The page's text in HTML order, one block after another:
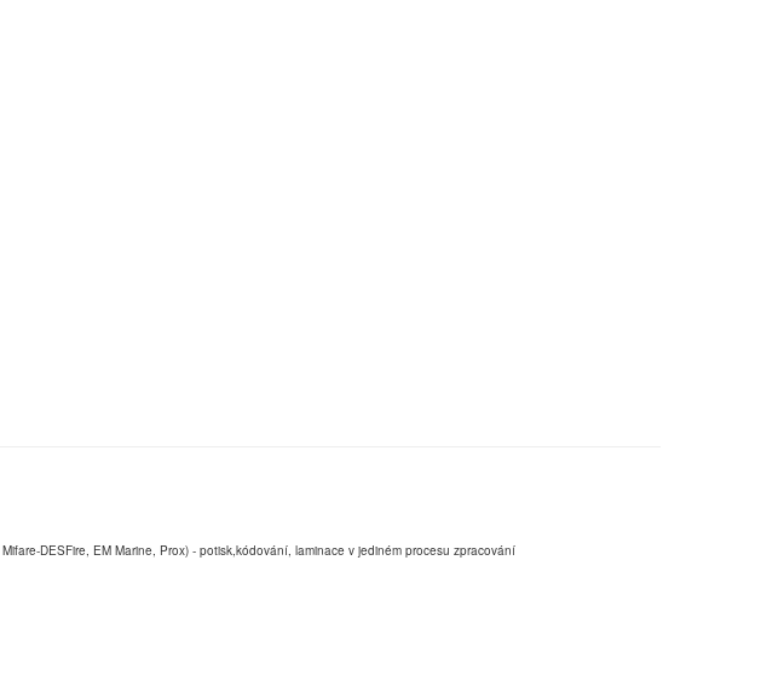
DESFire, EM Marine, Prox) - potisk,kódování, laminace v jediném procesu zpracování